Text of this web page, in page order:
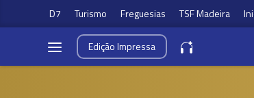
D7 Turismo Freguesias TSF Madeira
EdiçãoImpressa